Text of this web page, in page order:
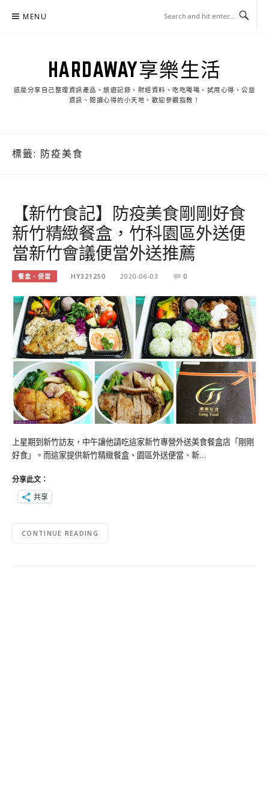
MENU
HARDAWAY享樂生活
這是分享自己整理資訊產品、旅遊記錄、財經資料、吃吃喝喝、試用心得、公益
資訊、閱讀心得的小天地，歡迎參觀指教！
標籤: 防疫美食
【新竹食記】防疫美食剛剛好食
新竹精緻餐盒，竹科園區外送便
當新竹會議便當外送推薦
餐盒、便當 HY321250 2020-06-03 0
上星期到新竹訪友，中午讓他請吃這家新竹專營外送美食餐盒店「剛剛
好食」。而這家提供新竹精緻餐盒、園區外送便當、新…
分享此文：
共享
CONTINUE READING